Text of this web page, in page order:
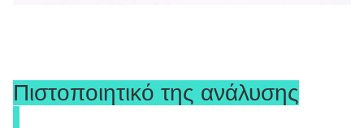
Πιστοποιητικό της ανάλυσης